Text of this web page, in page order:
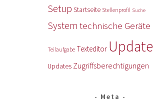
Setup Startseite Stellenprofil Suche
System technische Geräte
Teilaufgabe Texteditor Update
Updates Zugriffsberechtigungen
Meta